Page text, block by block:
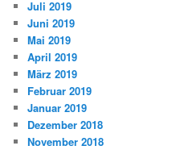
Juli 2019
Juni 2019
Mai 2019
April 2019
März 2019
Februar 2019
Januar 2019
Dezember 2018
November 2018